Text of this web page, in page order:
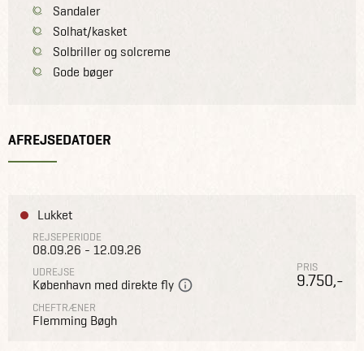
Sandaler
Solhat/kasket
Solbriller og solcreme
Gode bøger
AFREJSEDATOER
Lukket
REJSEPERIODE
08.09.26 - 12.09.26
UDREJSE
København med direkte fly
CHEFTRÆNER
Flemming Bøgh
PRIS
9.750,-